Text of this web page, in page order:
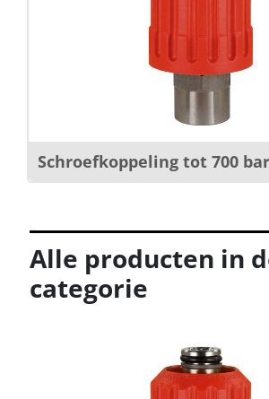
Schroefkoppeling tot 700
Alle producten in
categorie